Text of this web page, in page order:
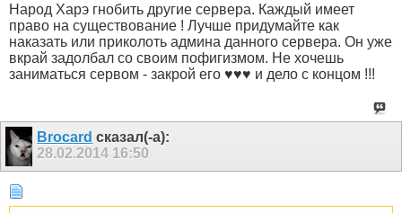
Народ Харэ гнобить другие сервера. Каждый имеет
право на существование ! Лучше придумайте как
наказать или приколоть админа данного сервера. Он уже
вкрай задолбал со своим пофигизмом. Не хочешь
заниматься сервом - закрой его ♥♥♥ и дело с концом !!!
Brocard сказал(-а):
28.02.2014 16:50